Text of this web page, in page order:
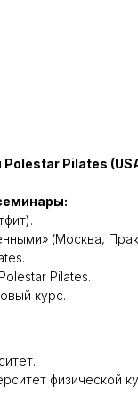
Pilates
(Москва,
Pilates.
курс.
физической